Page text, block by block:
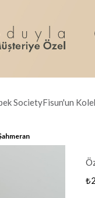
SocietyFisun'un